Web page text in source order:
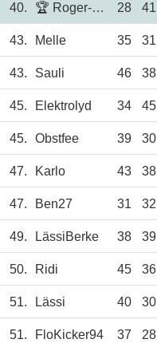
40. 🏆 Roger-Lustig 28 41
43. Melle 35 31
43. Sauli 46 38
45. Elektrolyd 34 45
45. Obstfee 39 30
47. Karlo 43 38
47. Ben27 31 32
49. LässiBerke 38 39
50. Ridi 45 36
51. Lässi 40 30
51. FloKicker94 37 28